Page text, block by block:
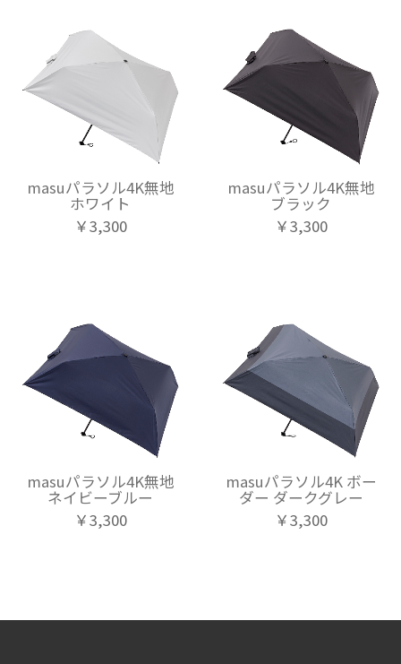
masuパラソル4K無地
ホワイト
￥3,300
masuパラソル4K無地
ブラック
￥3,300
masuパラソル4K無地
ネイビーブルー
￥3,300
masuパラソル4K ボー
ダー ダークグレー
￥3,300